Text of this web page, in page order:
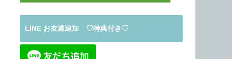
LINE お友達追加 ♡特典付き♡